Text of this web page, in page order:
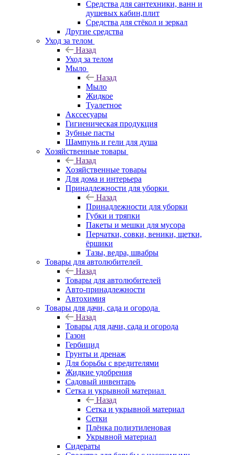
Средства для сантехники, ванн и
душевых кабин,плит
Средства для стёкол и зеркал
Другие средства
Уход за телом
Назад
Уход за телом
Мыло
Назад
Мыло
Жидкое
Туалетное
Акссесуары
Гигиеническая продукция
Зубные пасты
Шампунь и гели для душа
Хозяйственные товары
Назад
Хозяйственные товары
Для дома и интерьера
Принадлежности для уборки
Назад
Принадлежности для уборки
Губки и тряпки
Пакеты и мешки для мусора
Перчатки, совки, веники, щетки,
ёршики
Тазы, ведра, швабры
Товары для автолюбителей
Назад
Товары для автолюбителей
Авто-принадлежности
Автохимия
Товары для дачи, сада и огорода
Назад
Товары для дачи, сада и огорода
Газон
Гербицид
Грунты и дренаж
Для борьбы с вредителями
Жидкие удобрения
Садовый инвентарь
Сетка и укрывной материал
Назад
Сетка и укрывной материал
Сетки
Плёнка полиэтиленовая
Укрывной материал
Сидераты